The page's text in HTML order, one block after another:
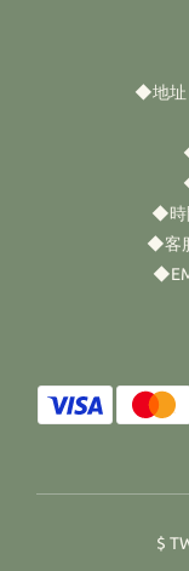
◆地址
◆時
◆客
$